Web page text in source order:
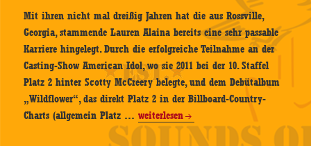
Mit ihren nicht mal dreißig Jahren hat die aus Rossville,
Georgia, stammende Lauren Alaina bereits eine sehr passable
Karriere hingelegt. Durch die erfolgreiche Teilnahme an der
Casting-Show American Idol, wo sie 2011 bei der 10. Staffel
Platz 2 hinter Scotty McCreery belegte, und dem Debütalbum
„Wildflower“, das direkt Platz 2 in der Billboard-Country-
Charts (allgemein Platz …Lauren
Alaina
weiterlesen